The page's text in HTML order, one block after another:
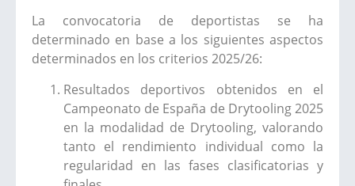
La convocatoria de deportistas se ha
determinado en base a los siguientes aspectos
determinados en los criterios 2025/26:
Resultados deportivos obtenidos en el
Campeonato de España de Drytooling 2025
en la modalidad de Drytooling, valorando
tanto el rendimiento individual como la
regularidad en las fases clasificatorias y